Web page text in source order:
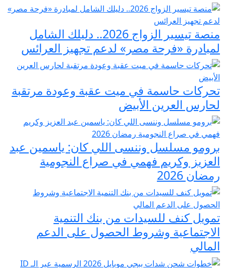
منصة تيسير الزواج 2026.. دليلك الشامل
لمبادرة «فرحة مصر» لدعم تجهيز العرائس
تحركات حاسمة في ميت عقبة وعودة مرتقبة
لحارس العرين الأبيض
برومو مسلسل وننسى اللي كان: ياسمين عبد
العزيز وكريم فهمي في صراع النجومية
رمضان 2026
تمويل كنف للسيدات من بنك التنمية
الاجتماعية وشروط الحصول على الدعم
المالي